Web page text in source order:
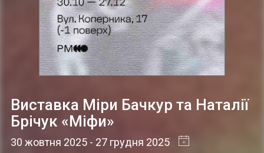
ДОВІДКА
Виставка Міри Бачкур та Наталії
Брічук «Міфи»
30 жовтня 2025- 27 грудня 2025